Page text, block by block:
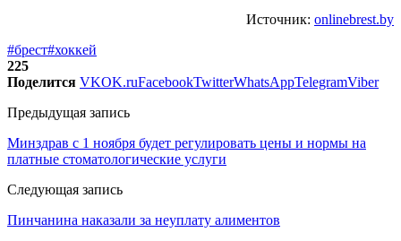
Источник: onlinebrest.by
#брест#хоккей
225
Поделится VKOK.ruFacebookTwitterWhatsAppTelegramViber
Предыдущая запись
Минздрав с 1 ноября будет регулировать цены и нормы на
платные стоматологические услуги
Следующая запись
Пинчанина наказали за неуплату алиментов